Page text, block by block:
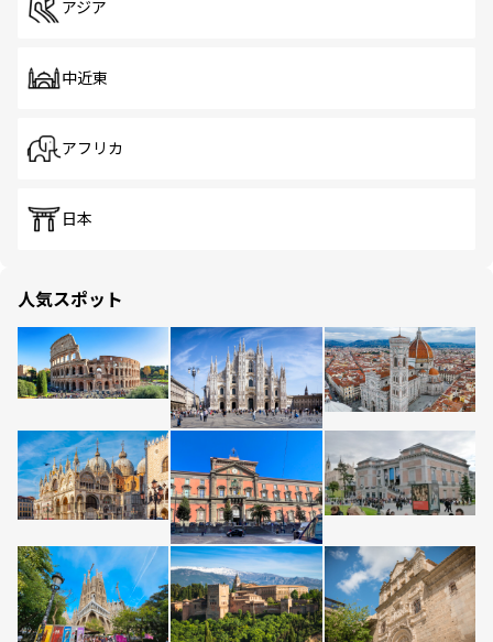
アジア
中近東
アフリカ
日本
人気スポット